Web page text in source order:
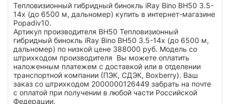
Тепловизионный гибридный бинокль iRay Bino BH50 3.5-
14x (до 6500 м, дальномер) купить в интернет-магазине
Popadiv10.
Артикул производителя BH50 Тепловизионный
гибридный бинокль iRay Bino BH50 3.5-14x (до 6500 м,
дальномер) по низкой цене 388000 руб. Модель со
штрихкодом производителя Вы можете оплатить
наложенным платежем с доставкой или в отделении
транспортной компании (ПЭК, СДЭК, Boxberry). Ваш
заказ со штрихкодом 2000000126449 забрать на почте
с оплатой при получении в любой части Российской
Федерации.